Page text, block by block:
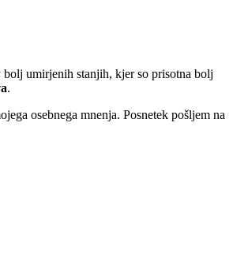
bolj umirjenih stanjih, kjer so prisotna bolj
.
osebnega mnenja. Posnetek pošljem na